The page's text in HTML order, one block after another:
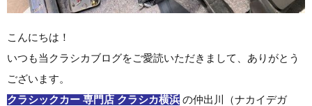
こんにちは！
いつも当クラシカブログをご愛読いただきまして、ありがとう
ございます。
クラシックカー 専門店 クラシカ横浜 の仲出川（ナカイデガ